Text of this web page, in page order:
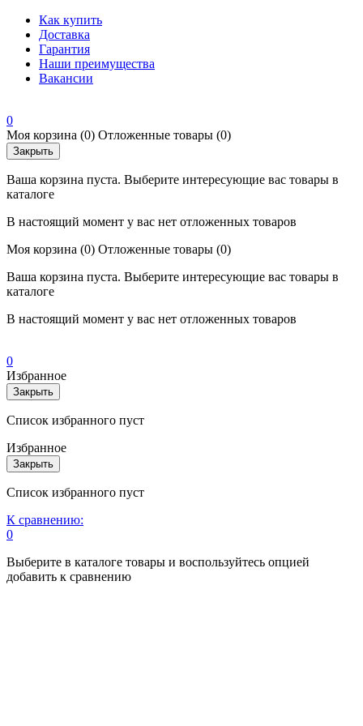
Как купить
Доставка
Гарантия
Наши преимущества
Вакансии
0
Моя корзина (0) Отложенные товары (0)
Закрыть
Ваша корзина пуста. Выберите интересующие вас товары в
каталоге
В настоящий момент у вас нет отложенных товаров
Моя корзина (0) Отложенные товары (0)
Ваша корзина пуста. Выберите интересующие вас товары в
каталоге
В настоящий момент у вас нет отложенных товаров
0
Избранное
Закрыть
Список избранного пуст
Избранное
Закрыть
Список избранного пуст
К сравнению:
0
Выберите в каталоге товары и воспользуйтесь опцией
добавить к сравнению